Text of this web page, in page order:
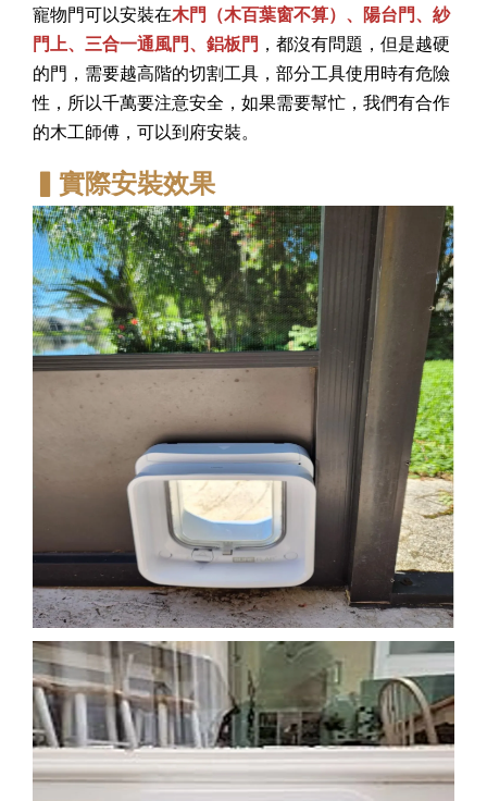
寵物門可以安裝在木門（木百葉窗不算）、陽台門、紗
門上、三合一通風門、鋁板門 ，都沒有問題，但是越硬
的門，需要越高階的切割工具，部分工具使用時有危險
性，所以千萬要注意安全，如果需要幫忙，我們有合作
的木工師傅，可以到府安裝。
▍實際安裝效果